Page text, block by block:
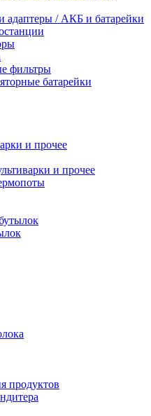
адаптеры / АКБ и батарейки
фильтры
батарейки
и прочее
и прочее
продуктов